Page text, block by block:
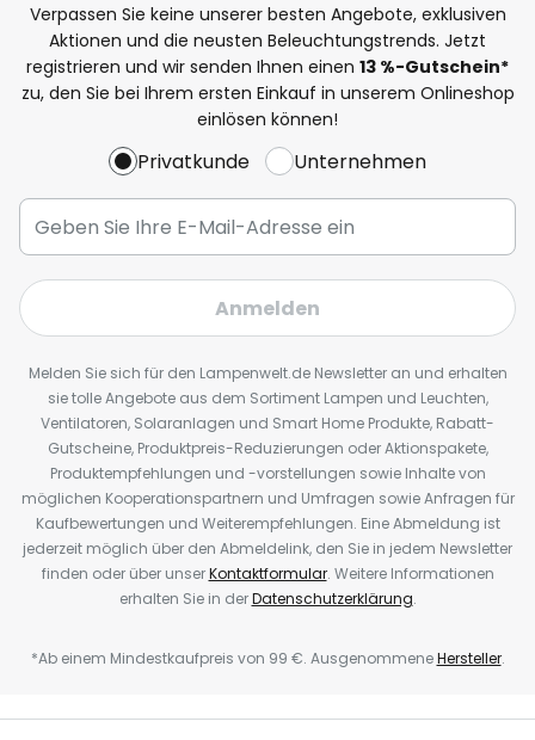
Verpassen Sie keine unserer besten Angebote, exklusiven
Aktionen und die neusten Beleuchtungstrends. Jetzt
registrieren und wir senden Ihnen einen 13 %-Gutschein*
zu, den Sie bei Ihrem ersten Einkauf in unserem Onlineshop
einlösen können!
Privatkunde Unternehmen
Anmelden
Melden Sie sich für den Lampenwelt.de Newsletter an und erhalten
sie tolle Angebote aus dem Sortiment Lampen und Leuchten,
Ventilatoren, Solaranlagen und Smart Home Produkte, Rabatt-
Gutscheine, Produktpreis-Reduzierungen oder Aktionspakete,
Produktempfehlungen und -vorstellungen sowie Inhalte von
möglichen Kooperationspartnern und Umfragen sowie Anfragen für
Kaufbewertungen und Weiterempfehlungen. Eine Abmeldung ist
jederzeit möglich über den Abmeldelink, den Sie in jedem Newsletter
finden oder über unserKontaktformular. Weitere Informationen
erhalten Sie in derDatenschutzerklärung.
*Ab einem Mindestkaufpreis von 99 €. AusgenommeneHersteller.